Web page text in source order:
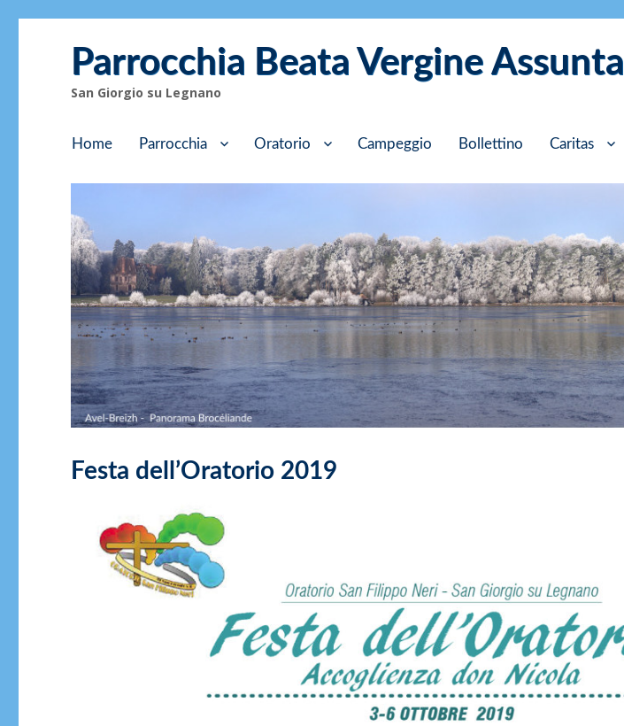
Parrocchia Beata Vergine Assunta
San Giorgio su Legnano
Home Parrocchia Oratorio Campeggio Bollettino Caritas
Festa dell’Oratorio 2019